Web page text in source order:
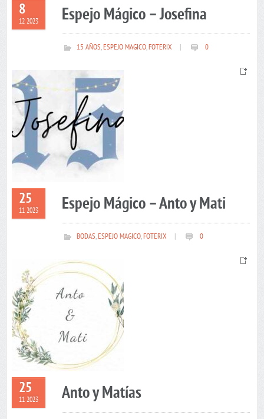
8
12 2023 Espejo Mágico – Josefina
15 AÑOS,ESPEJO MAGICO,FOTERIX 0
25
11 2023 Espejo Mágico – Anto y Mati
BODAS,ESPEJO MAGICO,FOTERIX 0
25
11 2023 Anto y Matías